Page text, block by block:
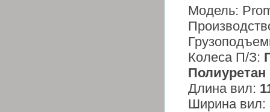
Модель:
Колеса П/З:
Полиуретан
Длина вил:
Ширина вил: